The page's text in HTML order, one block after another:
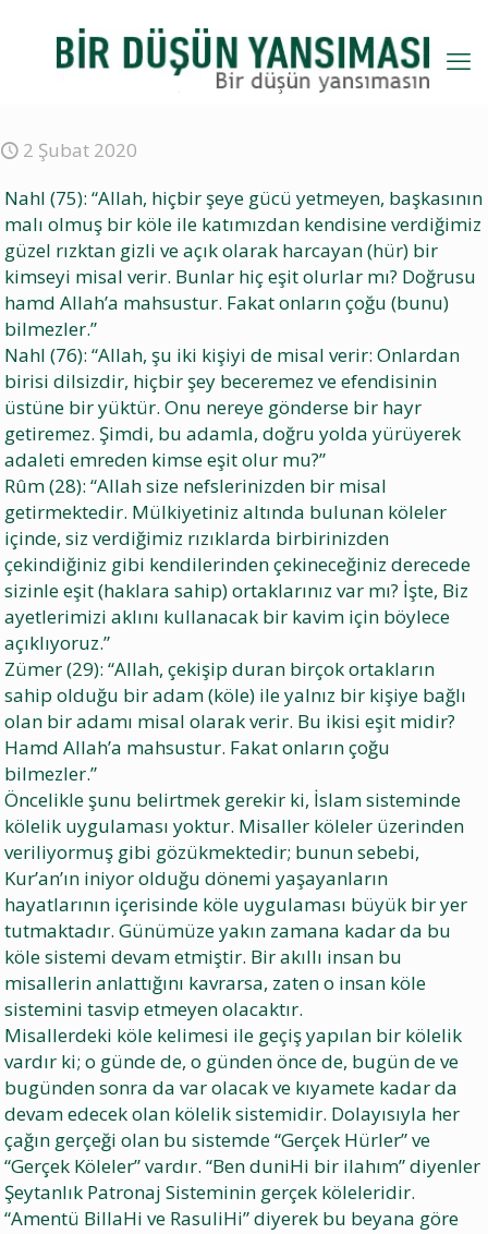
2 Şubat 2020
Nahl (75): “Allah, hiçbir şeye gücü yetmeyen, başkasının
malı olmuş bir köle ile katımızdan kendisine verdiğimiz
güzel rızktan gizli ve açık olarak harcayan (hür) bir
kimseyi misal verir. Bunlar hiç eşit olurlar mı? Doğrusu
hamd Allah’a mahsustur. Fakat onların çoğu (bunu)
bilmezler.”
Nahl (76): “Allah, şu iki kişiyi de misal verir: Onlardan
birisi dilsizdir, hiçbir şey beceremez ve efendisinin
üstüne bir yüktür. Onu nereye gönderse bir hayr
getiremez. Şimdi, bu adamla, doğru yolda yürüyerek
adaleti emreden kimse eşit olur mu?”
Rûm (28): “Allah size nefslerinizden bir misal
getirmektedir. Mülkiyetiniz altında bulunan köleler
içinde, siz verdiğimiz rızıklarda birbirinizden
çekindiğiniz gibi kendilerinden çekineceğiniz derecede
sizinle eşit (haklara sahip) ortaklarınız var mı? İşte, Biz
ayetlerimizi aklını kullanacak bir kavim için böylece
açıklıyoruz.”
Zümer (29): “Allah, çekişip duran birçok ortakların
sahip olduğu bir adam (köle) ile yalnız bir kişiye bağlı
olan bir adamı misal olarak verir. Bu ikisi eşit midir?
Hamd Allah’a mahsustur. Fakat onların çoğu
bilmezler.”
Öncelikle şunu belirtmek gerekir ki, İslam sisteminde
kölelik uygulaması yoktur. Misaller köleler üzerinden
veriliyormuş gibi gözükmektedir; bunun sebebi,
Kur’an’ın iniyor olduğu dönemi yaşayanların
hayatlarının içerisinde köle uygulaması büyük bir yer
tutmaktadır. Günümüze yakın zamana kadar da bu
köle sistemi devam etmiştir. Bir akıllı insan bu
misallerin anlattığını kavrarsa, zaten o insan köle
sistemini tasvip etmeyen olacaktır.
Misallerdeki köle kelimesi ile geçiş yapılan bir kölelik
vardır ki; o günde de, o günden önce de, bugün de ve
bugünden sonra da var olacak ve kıyamete kadar da
devam edecek olan kölelik sistemidir. Dolayısıyla her
çağın gerçeği olan bu sistemde “Gerçek Hürler” ve
“Gerçek Köleler” vardır. “Ben duniHi bir ilahım” diyenler
Şeytanlık Patronaj Sisteminin gerçek köleleridir.
“Amentü BillaHi ve RasuliHi” diyerek bu beyana göre